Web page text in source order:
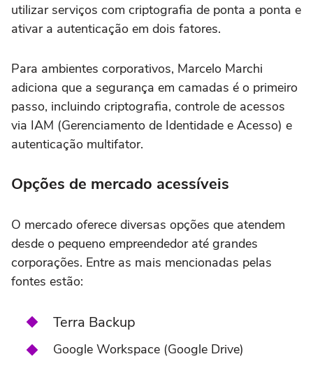
utilizar serviços com criptografia de ponta a ponta e
ativar a autenticação em dois fatores.
Para ambientes corporativos, Marcelo Marchi
adiciona que a segurança em camadas é o primeiro
passo, incluindo criptografia, controle de acessos
via IAM (Gerenciamento de Identidade e Acesso) e
autenticação multifator.
Opções de mercado acessíveis
O mercado oferece diversas opções que atendem
desde o pequeno empreendedor até grandes
corporações. Entre as mais mencionadas pelas
fontes estão:
Terra Backup
Google Workspace (Google Drive)